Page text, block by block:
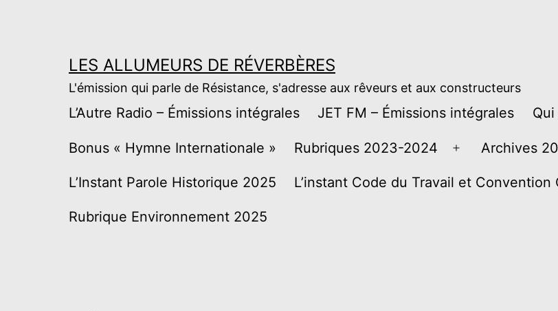
LES ALLUMEURS DE RÉVERBÈRES
L'émission qui parle de Résistance, s'adresse aux rêveurs et aux constructeurs
L’Autre Radio – Émissions intégrales JET FM – Émissions intégrales
Bonus « Hymne Internationale » Rubriques 2023-2024
Ouvrir
le
Archives
L’Instant Parole Historique 2025 L’instant Code du Travail et
Rubrique Environnement 2025